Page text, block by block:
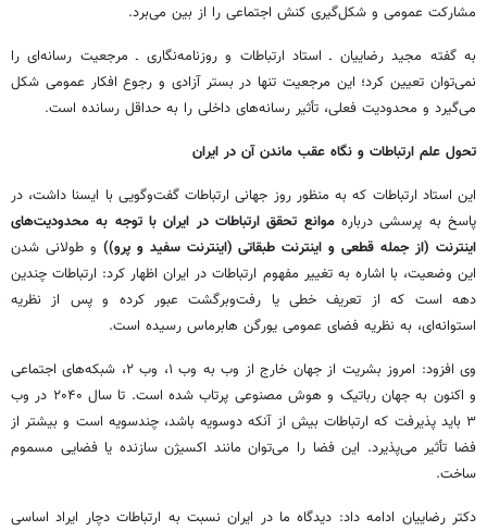
مشارکت عمومی و شکل‌گیری کنش اجتماعی را از بین می‌برد.
به گفته مجید رضاییان ـ استاد ارتباطات و روزنامه‌نگاری ـ مرجعیت رسانه‌ای را
نمی‌توان تعیین کرد؛ این مرجعیت تنها در بستر آزادی و رجوع افکار عمومی شکل
می‌گیرد و محدودیت فعلی، تأثیر رسانه‌های داخلی را به حداقل رسانده است.
تحول علم ارتباطات و نگاه عقب ماندن آن در ایران
این استاد ارتباطات که به منظور روز جهانی ارتباطات گفت‌وگویی با ایسنا داشت، در
پاسخ به پرسشی دربارهموانع تحقق ارتباطات در ایران با توجه به محدودیت‌های
اینترنت (از جمله قطعی و اینترنت طبقاتی (اینترنت سفید و پرو)) و طولانی شدن
این وضعیت، با اشاره به تغییر مفهوم ارتباطات در ایران اظهار کرد: ارتباطات چندین
دهه است که از تعریف خطی یا رفت‌وبرگشت عبور کرده و پس از نظریه
استوانه‌ای، به نظریه فضای عمومی یورگن هابرماس رسیده است.
وی افزود: امروز بشریت از جهان خارج از وب به وب ۱، وب ۲، شبکه‌های اجتماعی
و اکنون به جهان رباتیک و هوش مصنوعی پرتاب شده است. تا سال ۲۰۴۰ در وب
۳ باید پذیرفت که ارتباطات بیش از آنکه دوسویه باشد، چندسویه است و بیشتر از
فضا تأثیر می‌پذیرد. این فضا را می‌توان مانند اکسیژن سازنده یا فضایی مسموم
ساخت.
دکتر رضاییان ادامه داد: دیدگاه ما در ایران نسبت به ارتباطات دچار ایراد اساسی